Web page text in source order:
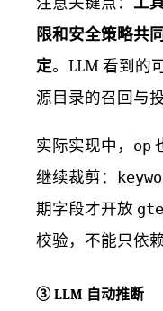
限和安全策略共
定。LLM 看到的
源目录的召回与投
实际实现中， op
继续裁剪：
期字段才开放 gte
校验，不能只依
③ LLM 自动推断